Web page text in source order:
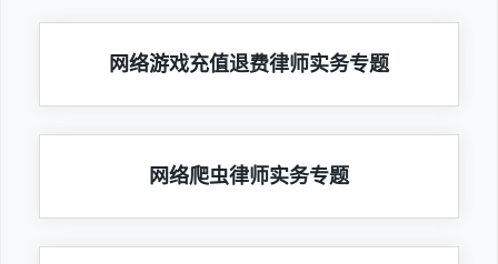
网络游戏充值退费律师实务专题
网络爬虫律师实务专题